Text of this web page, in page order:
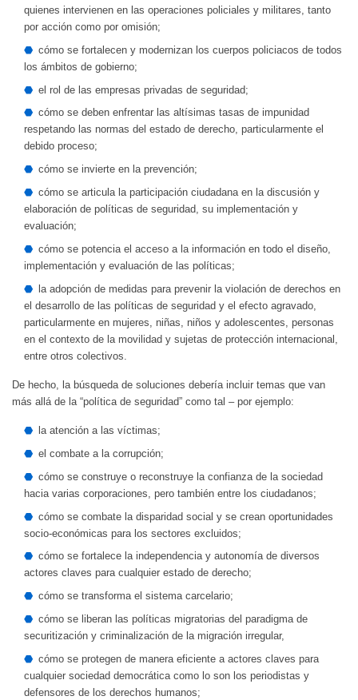
quienes intervienen en las operaciones policiales y militares, tanto
por acción como por omisión;
cómo se fortalecen y modernizan los cuerpos policiacos de todos
los ámbitos de gobierno;
el rol de las empresas privadas de seguridad;
cómo se deben enfrentar las altísimas tasas de impunidad
respetando las normas del estado de derecho, particularmente el
debido proceso;
cómo se invierte en la prevención;
cómo se articula la participación ciudadana en la discusión y
elaboración de políticas de seguridad, su implementación y
evaluación;
cómo se potencia el acceso a la información en todo el diseño,
implementación y evaluación de las políticas;
la adopción de medidas para prevenir la violación de derechos en
el desarrollo de las políticas de seguridad y el efecto agravado,
particularmente en mujeres, niñas, niños y adolescentes, personas
en el contexto de la movilidad y sujetas de protección internacional,
entre otros colectivos.
De hecho, la búsqueda de soluciones debería incluir temas que van
más allá de la “política de seguridad” como tal – por ejemplo:
la atención a las víctimas;
el combate a la corrupción;
cómo se construye o reconstruye la confianza de la sociedad
hacia varias corporaciones, pero también entre los ciudadanos;
cómo se combate la disparidad social y se crean oportunidades
socio-económicas para los sectores excluidos;
cómo se fortalece la independencia y autonomía de diversos
actores claves para cualquier estado de derecho;
cómo se transforma el sistema carcelario;
cómo se liberan las políticas migratorias del paradigma de
securitización y criminalización de la migración irregular,
cómo se protegen de manera eficiente a actores claves para
cualquier sociedad democrática como lo son los periodistas y
defensores de los derechos humanos;